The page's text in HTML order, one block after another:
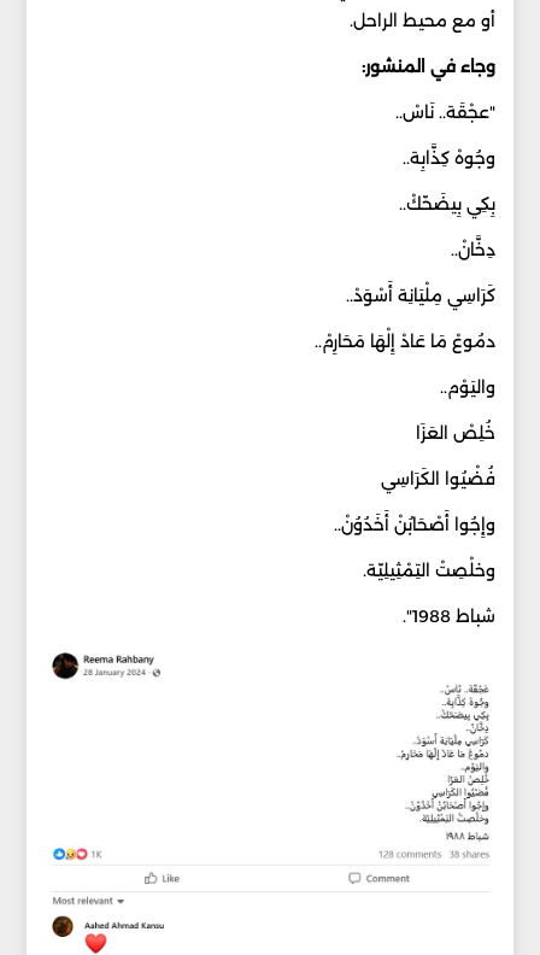
أو مع محيط الراحل.
وجاء في المنشور:
"عجْقَة.. نَاسْ..
وجُوهْ كِذَّابِة..
بِكِي بِيضَحّكْ..
دِخَّانْ..
كَرَاسِي مِلْيَانِة أَسْوَدْ..
دمُوعْ مَا عَادْ إِلْهَا مَحَارِمْ..
واليَوْم..
خُلِصْ العَزَا
فُضْيُوا الكَرَاسِي
وإِجُوا أَصْحَابُنْ أَخَدُوُنْ..
وخلْصِتْ التِمْثِيلِيّة.
شباط 1988".